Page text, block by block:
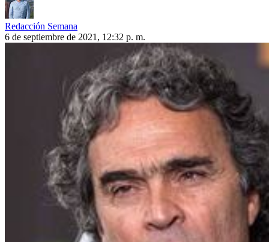
Redacción Semana
6 de septiembre de 2021, 12:32 p. m.